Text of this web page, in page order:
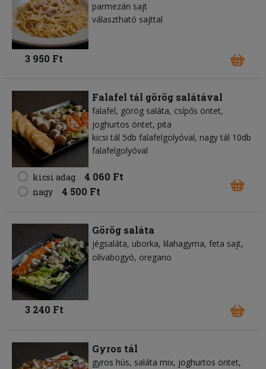
parmezán sajt
választható sajttal
3 950 Ft
Falafel tál görög salátával
falafel görög saláta csípős öntet
joghurtos öntet pita
kicsi tál 5db falafelgolyóval, nagy tál 10db
falafelgolyóval
kicsi adag 4 060 Ft
nagy 4 500 Ft
Görög saláta
jégsaláta uborka lilahagyma feta sajt
olívabogyó oregano
3 240 Ft
Gyros tál
gyros hús saláta mix joghurtos öntet